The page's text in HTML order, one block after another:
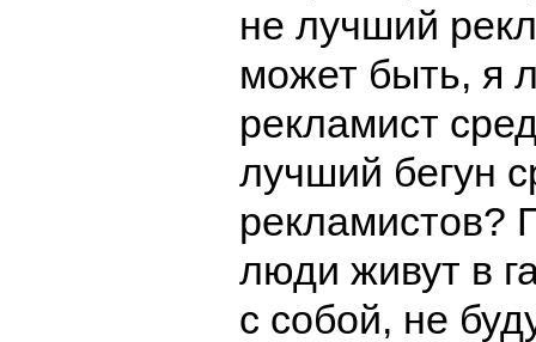
не лучший
может быть, я
рекламист
лучший бегун
рекламистов?
люди живут в
с собой, не